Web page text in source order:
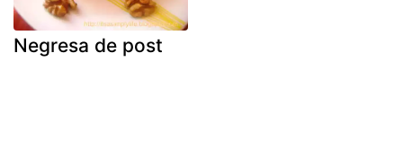
Negresa de post